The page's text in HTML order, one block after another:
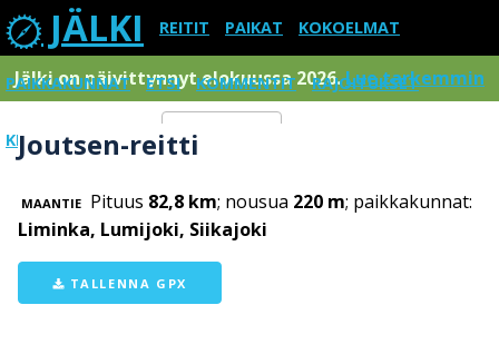
JÄLKI REITIT PAIKAT KOKOELMAT
PAIKKAKUNNAT ETSI KOMMENTIT RAJOITUKSET
KIRJAUDU SISÄÄN Menu
Jälki on päivittynnyt elokuussa 2026.Lue tarkemmin
Joutsen-reitti
MAANTIE Pituus 82,8 km; nousua 220 m; paikkakunnat:
Liminka, Lumijoki, Siikajoki
TALLENNA GPX